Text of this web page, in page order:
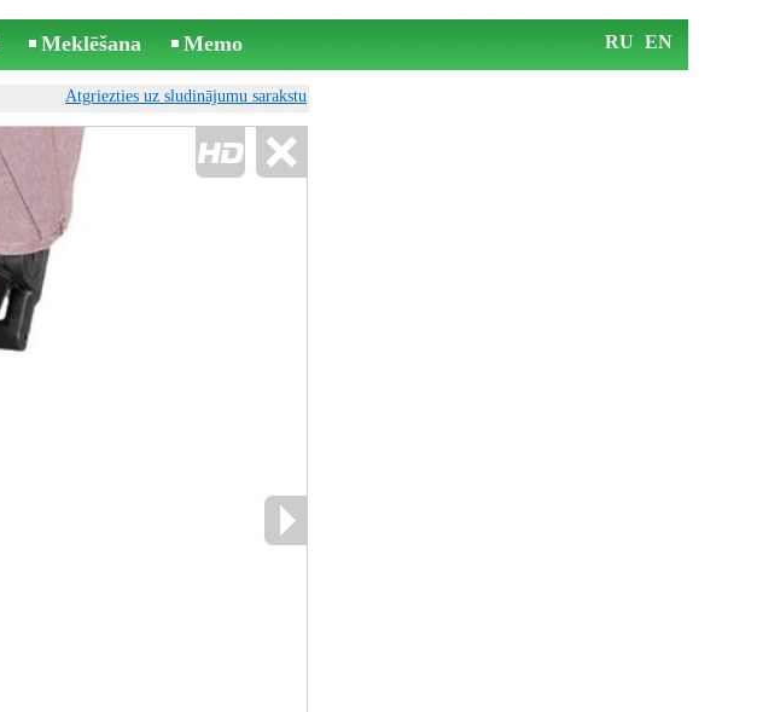
Meklēšana Memo RU EN
Atgriezties uz sludinājumu sarakstu